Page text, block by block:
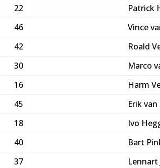
22 Patrick
46 Vince
42 Roald
30 Marco
16 Harm
45 Erik
18 Ivo
40 Bart
37 Lennart